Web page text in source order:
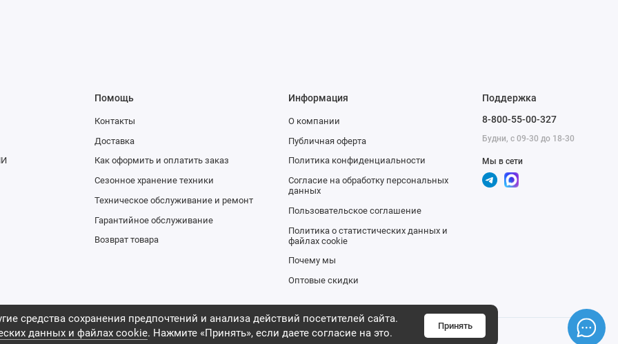
средства сохранения предпочтений и анализа действий посетителей сайта.
данных и файлах cookie. Нажмите «Принять», если даете согласие на это.
Принять
Помощь
Контакты
Доставка
Как оформить и оплатить заказ
Сезонное хранение техники
Техническое обслуживание и ремонт
Гарантийное обслуживание
Возврат товара
Информация
О компании
Публичная оферта
Политика конфиденциальности
Согласие на обработку персональных
данных
Пользовательское соглашение
Политика о статистических данных и
файлах cookie
Почему мы
Оптовые скидки
Поддержка
8-800-55-00-327
Будни, с 09-30 до 18-30
Мы в сети